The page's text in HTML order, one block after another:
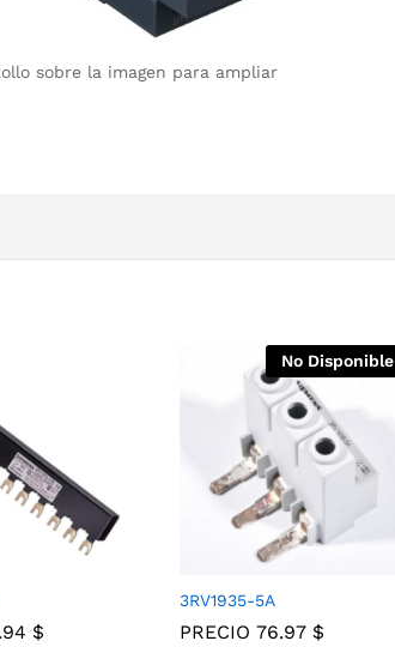
sobre la imagen para ampliar
$
No Disponible
3RV1935-5A
PRECIO 76.97 $